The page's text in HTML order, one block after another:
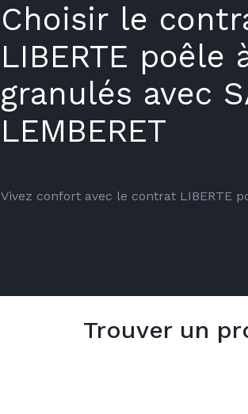
Choisir le
LIBERTE poêle
granulés avec
LEMBERET
Vivez confort avec le contrat LIBERTE
Trouver un